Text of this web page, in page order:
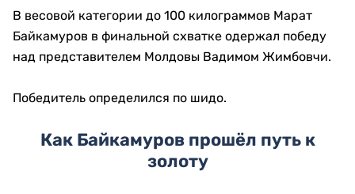
В весовой категории до 100 килограммов Марат
Байкамуров в финальной схватке одержал победу
над представителем Молдовы Вадимом Жимбовчи.
Победитель определился по шидо.
Как Байкамуров прошёл путь к
золоту